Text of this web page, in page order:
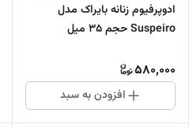
ادوپرفیوم زنانه بایراک مدل
Suspeiro حجم 35 میل
580,000
افزودن به سبد